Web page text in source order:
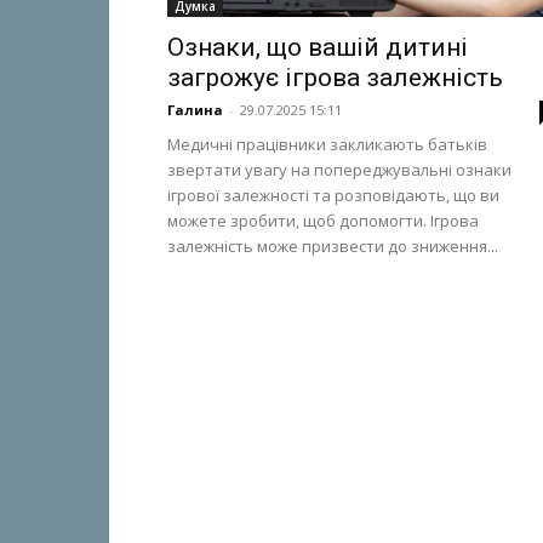
Думка
Ознаки, що вашій дитині
загрожує ігрова залежність
Галина - 29.07.2025 15:11
Медичні працівники закликають батьків
звертати увагу на попереджувальні ознаки
ігрової залежності та розповідають, що ви
можете зробити, щоб допомогти. Ігрова
залежність може призвести до зниження...